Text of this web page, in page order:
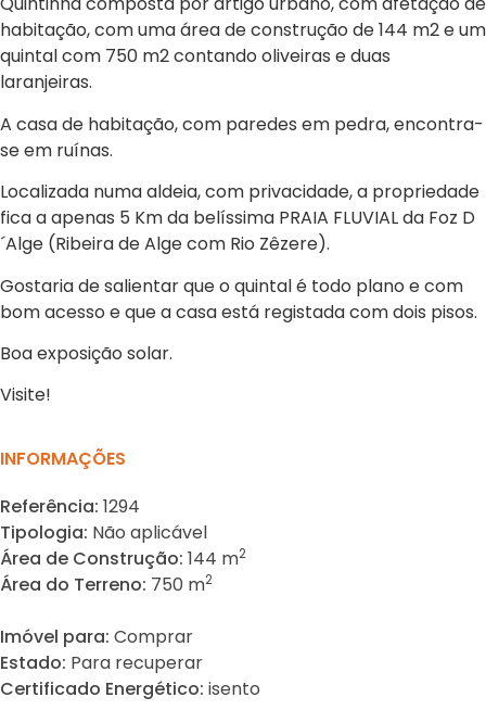
habitação, com uma área de construção de 144 m2 e um
quintal com 750 m2 contando oliveiras e duas
laranjeiras.
A casa de habitação, com paredes em pedra, encontra-
se em ruínas.
Localizada numa aldeia, com privacidade, a propriedade
fica a apenas 5 Km da belíssima PRAIA FLUVIAL da Foz D
´Alge (Ribeira de Alge com Rio Zêzere).
Gostaria de salientar que o quintal é todo plano e com
bom acesso e que a casa está registada com dois pisos.
Boa exposição solar.
Visite!
INFORMAÇÕES
Referência: 1294
Tipologia: Não aplicável
Área de Construção: 144 m2
Área do Terreno: 750 m2
Imóvel para: Comprar
Estado: Para recuperar
Certificado Energético: isento